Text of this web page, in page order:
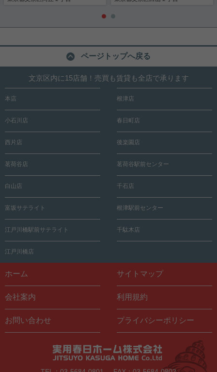
ページトップへ戻る
文京区内に15店舗！売買も賃貸も全店で承ります
本店 根津店
小石川店 春日町店
西片店 後楽園店
茗荷谷店 茗荷谷駅前センター
白山店 千石店
富坂サテライト 根津駅前センター
江戸川橋駅前サテライト 千駄木店
江戸川橋店
ホーム サイトマップ
会社案内 利用規約
お問い合わせ プライバシーポリシー